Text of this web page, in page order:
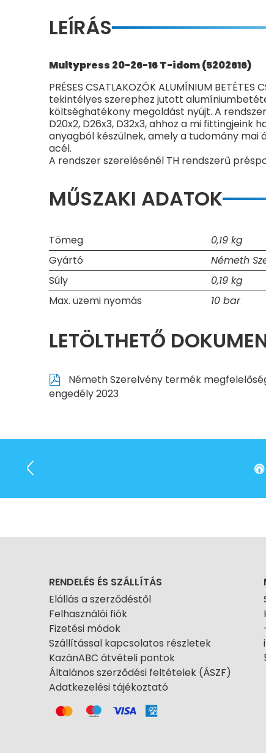
LEÍRÁS
Multypress 20-26-16 T-idom (5202616)
PRÉSES CSATLAKOZÓK ALUMÍNIUM
tekintélyes szerephez jutott
költséghatékony megoldást nyújt. A
D20x2, D26x3, D32x3, ahhoz a mi
anyagból készülnek, amely a tudomány
acél.
A rendszer szerelésénél TH rendszerű
MŰSZAKI ADATOK
Tömeg
0,19 kg
Gyártó
Németh
Súly
0,19 kg
Max. üzemi nyomás
10 bar
LETÖLTHETŐ
Németh Szerelvény termék
engedély 2023
RENDELÉS ÉS SZÁLLÍTÁS
Elállás a szerződéstől
Felhasználói fiók
Fizetési módok
Szállítással kapcsolatos részletek
KazánABC átvételi pontok
Általános szerződési feltételek (ÁSZF)
Adatkezelési tájékoztató